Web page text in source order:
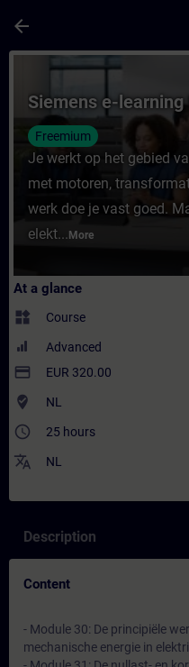
arrow_back
Course - Siemens
Siemens e-
Freemium
Je werkt op het gebied
met motoren,
werk doe je vast goed.
elekt... More
At a glance
widgets Course
Advanced
payment EUR 320.00
where_to_vote NL
access_time 25 hours
translate NL
Description
Content
- Module 30: De principiële
mechanische energie in